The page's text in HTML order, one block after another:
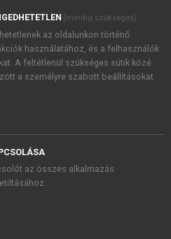
foglaltakat tudomásul
, valamint a szotar.netés a
foglaltakat
(mindig szükséges)
az oldalunkon történő
használatához, és a felhasználók
A feltétlenül szükséges sütik közé
a személyre szabott beállításokat
az összes alkalmazás